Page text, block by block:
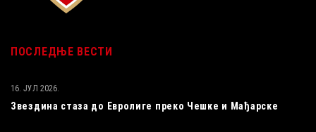
ПОСЛЕДЊЕ ВЕСТИ
Звездина стаза до Евролиге преко Чешке и Мађарске
16. ЈУЛ 2026.